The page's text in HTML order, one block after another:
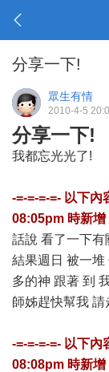
分享一下!
眾生有情
2010-4-5
分享一下!
我都忘光光了!
-=-=-=-=- 以下內
08:05pm 時新增
話說 看了一下有
結果週日 被一堆
多的神 跟著 到
師姊趕快幫我 請
-=-=-=-=- 以下內
08:08pm 時新增